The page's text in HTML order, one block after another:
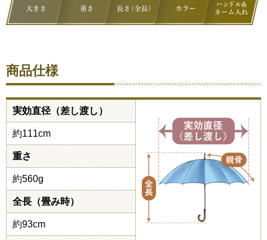
商品仕様
実効直径（差し渡し）
約111cm
重さ
約560g
全長（畳み時）
約93cm